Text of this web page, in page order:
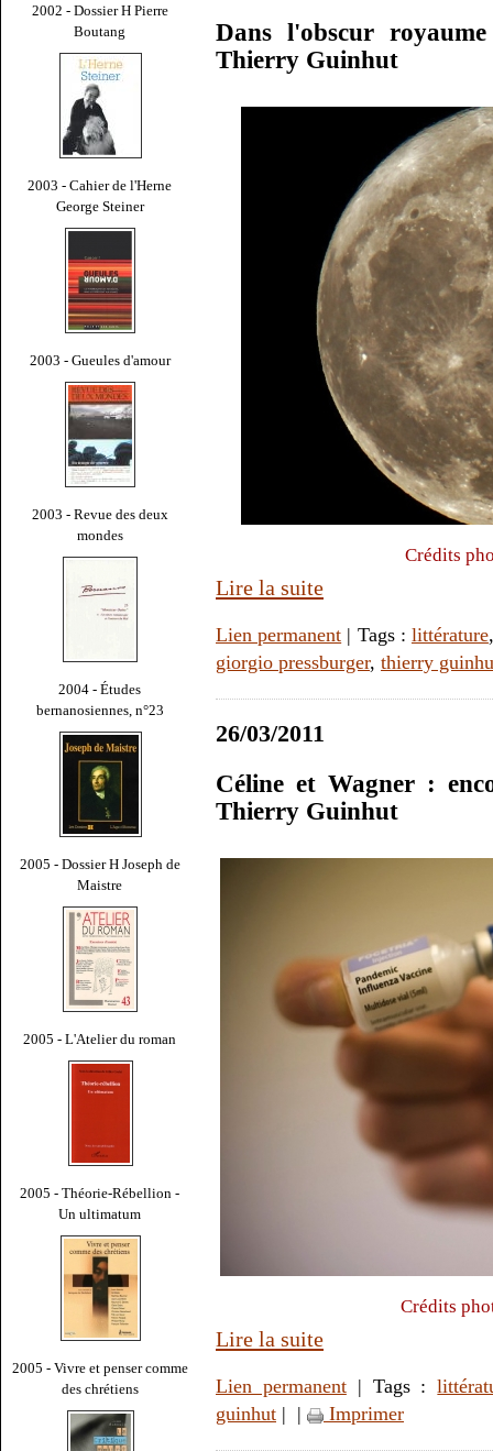
2002 - Dossier H Pierre
Boutang
2003 - Cahier de l'Herne
George Steiner
2003 - Gueules d'amour
2003 - Revue des deux
mondes
2004 - Études
bernanosiennes, n°23
2005 - Dossier H Joseph de
Maistre
2005 - L'Atelier du roman
2005 - Théorie-Rébellion -
Un ultimatum
2005 - Vivre et penser comme
des chrétiens
Dans l'obscur
Thierry Guinhut
Crédits
Lire la suite
Lien permanent | Tags : littérature
giorgio pressburger, thierry
26/03/2011
Céline et Wagner :
Thierry Guinhut
Crédits
Lire la suite
Lien permanent| Tags :
guinhut | | Imprimer